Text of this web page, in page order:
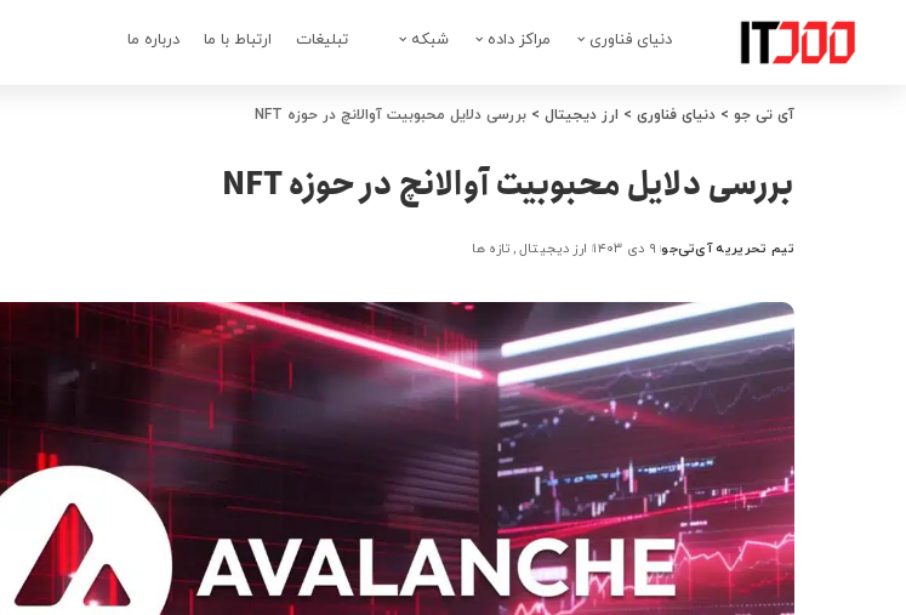
دنیای فناوری مراکز داده شبکه تبلیغات ارتباط با ما درباره ما
آی تی جو > دنیای فناوری > ارز دیجیتال > بررسی دلایل محبوبیت آوالانچ در حوزه NFT
بررسی دلایل محبوبیت آوالانچ در حوزه NFT
ارسال
توسط
تیم تحریریه آی‌تی‌جو ۹ دی ۱۴۰۳ ارز دیجیتال تازه ها